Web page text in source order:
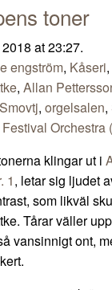
toner
at 23:27.
engström, Kåseri,
, Allan
, orgelsalen,
Orchestra
klingar ut i
1, letar sig ljudet
som likväl
Tårar väller
vansinnigt ont,